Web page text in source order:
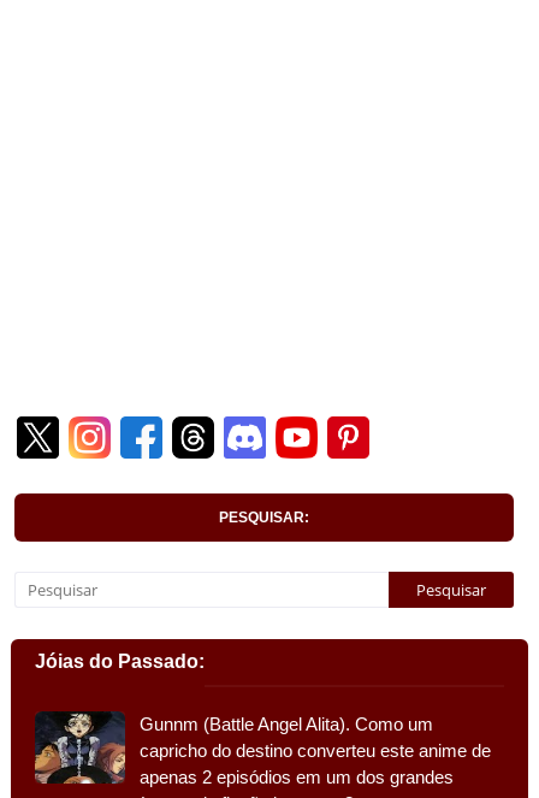
PESQUISAR:
Jóias do Passado:
Gunnm (Battle Angel Alita). Como um
capricho do destino converteu este anime de
apenas 2 episódios em um dos grandes